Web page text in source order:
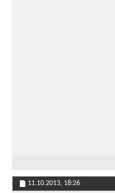
11.10.2013, 18:26